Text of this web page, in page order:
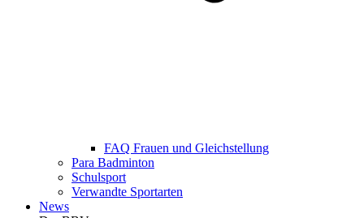
FAQ Frauen und Gleichstellung
Para Badminton
Schulsport
Verwandte Sportarten
News